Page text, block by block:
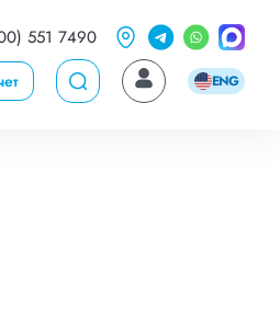
551 7490
ENG